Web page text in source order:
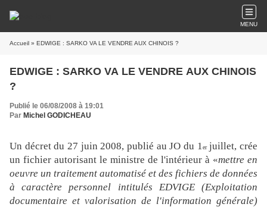
MENU
Accueil » EDWIGE : SARKO VA LE VENDRE AUX CHINOIS ?
EDWIGE : SARKO VA LE VENDRE AUX CHINOIS
?
Publié le 06/08/2008 à 19:01
Par Michel GODICHEAU
Un décret du 27 juin 2008, publié au JO du 1er juillet, crée
un fichier autorisant le ministre de l'intérieur à «mettre en
oeuvre un traitement automatisé et des fichiers de données
à caractère personnel intitulés EDVIGE (Exploitation
documentaire et valorisation de l'information générale)